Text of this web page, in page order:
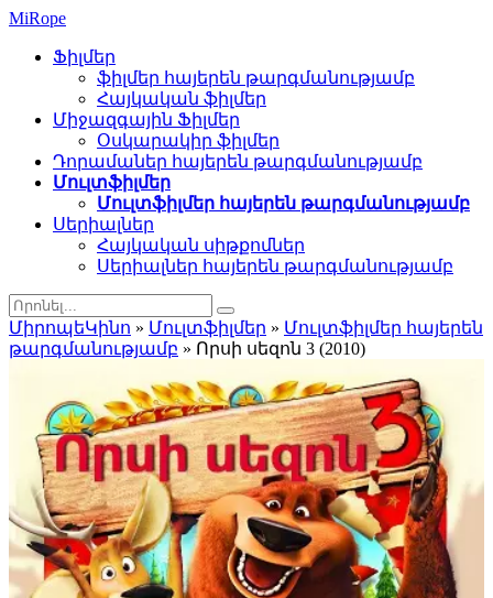
MiRope
Ֆիլմեր
ֆիլմեր հայերեն թարգմանությամբ
Հայկական ֆիլմեր
Միջազգային Ֆիլմեր
Օսկարակիր ֆիլմեր
Դորամաներ հայերեն թարգմանությամբ
Մուլտֆիլմեր
Մուլտֆիլմեր հայերեն թարգմանությամբ
Սերիալներ
Հայկական սիթքոմներ
Սերիալներ հայերեն թարգմանությամբ
ՄիրոպեԿինո » Մուլտֆիլմեր » Մուլտֆիլմեր հայերեն
թարգմանությամբ » Որսի սեզոն 3 (2010)